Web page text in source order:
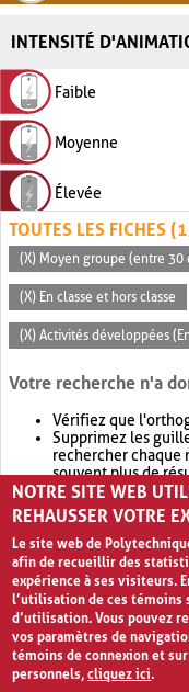
INTENSITÉ
Faible
Moyenne
Élevée
TOUTES LES FICHES
(X) Moyen groupe (entre 30
(X) En classe et hors classe
(X) Activités développées
Votre recherche n'a
Vérifiez que
Supprimez les
rechercher chaque
souvent plus de
Envisagez d'élargir
retournera
NOTRE SITE WEB
REHAUSSER VOTRE
Le site web de
afin de recueillir des
expérience à ses visiteurs.
l’utilisation de ces témoins
d’utilisation. Vous pouvez
vos paramètres de
témoins de connexion et
personnels,cliquez ici.